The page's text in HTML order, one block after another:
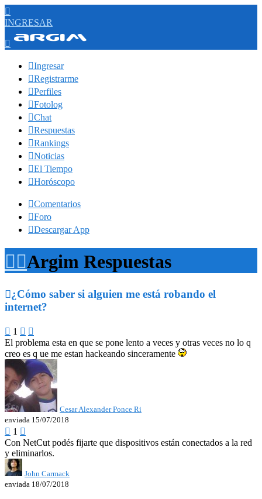

INGRESAR

Ingresar
Registrarme
Perfiles
Fotolog
Chat
Respuestas
Rankings
Noticias
El Tiempo
Horóscopo
Comentarios
Foro
Descargar App
Argim Respuestas
¿Cómo saber si alguien me está robando el
internet?
 1  
El problema esta en que se pone lento a veces y otras veces no lo q
creo es q ue me estan hackeando sinceramente
Cesar Alexander Ponce Ri
enviada 15/07/2018
 1 
Con NetCut podés fijarte que dispositivos están conectados a la red
y eliminarlos.
John Carmack
enviada 18/07/2018